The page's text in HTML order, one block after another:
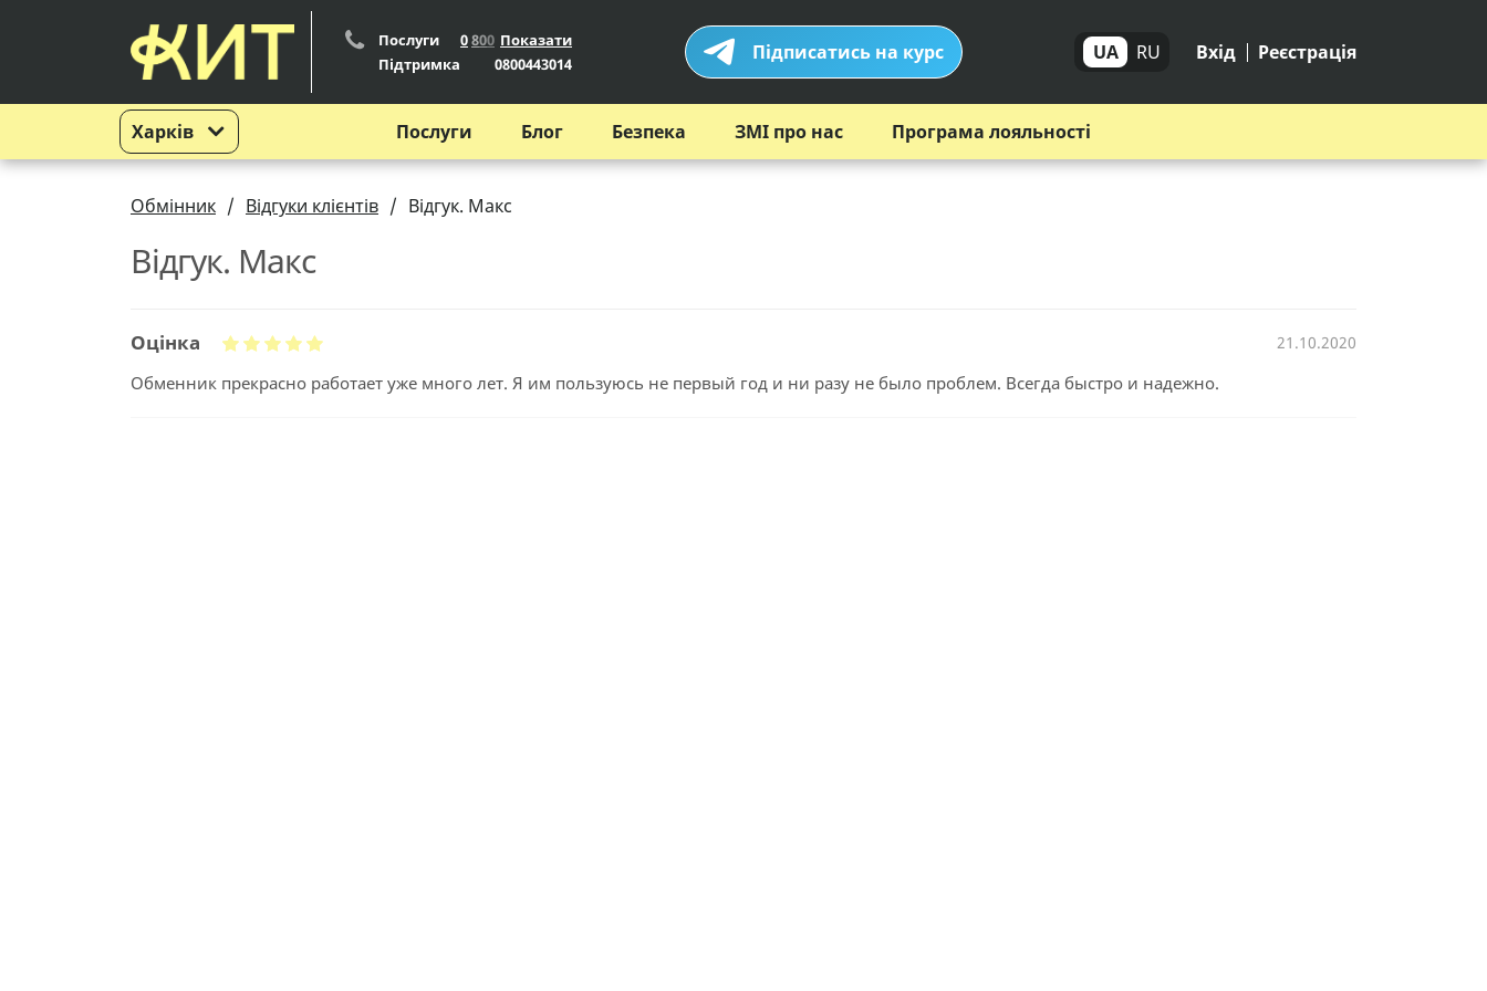
Харків
Послуги 0800 Показати
Підтримка
0800443014 Підписатись на курс UA RU Вхід Реєстрація
Послуги Блог Безпека ЗМІ про нас Програма лояльності
Обмінник Відгуки клієнтів Відгук. Макс
Відгук. Макс
Оцінка 21.10.2020
Обменник прекрасно работает уже много лет. Я им пользуюсь не первый год и ни разу не было проблем. Всегда быстро и надежно.